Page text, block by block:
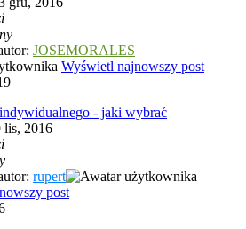
JOSEMORALES
Wyświetl najnowszy post
- jaki wybrać
lis, 2016
rupert
post